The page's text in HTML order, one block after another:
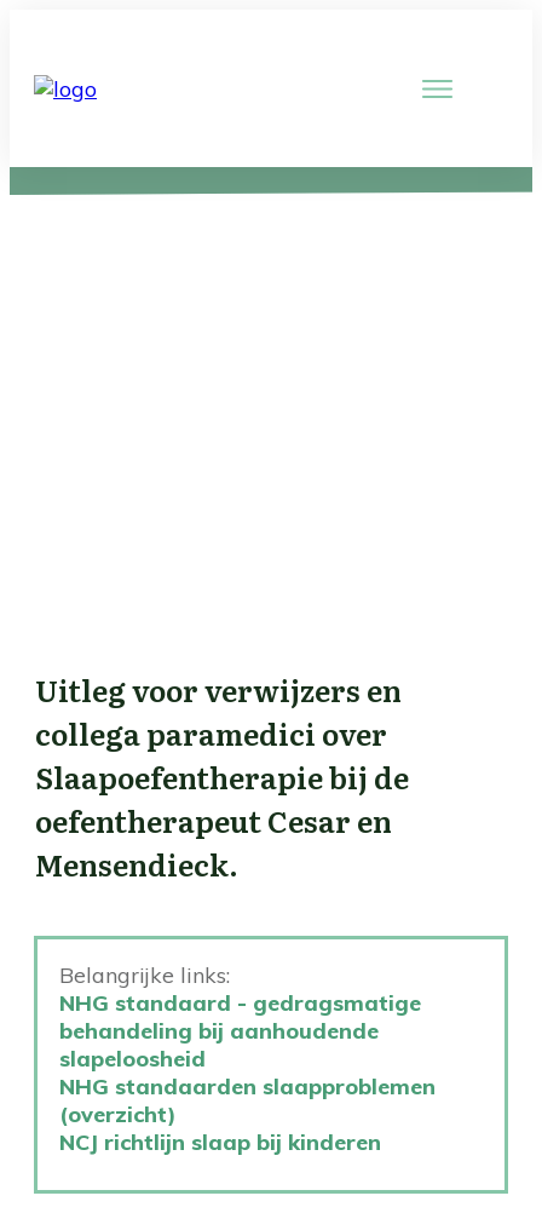
Uitleg voor verwijzers en
collega paramedici over
Slaapoefentherapie bij de
oefentherapeut Cesar en
Mensendieck.
Belangrijke links:
NHG standaard - gedragsmatige
behandeling bij aanhoudende
slapeloosheid
NHG standaarden slaapproblemen
(overzicht)
NCJ richtlijn slaap bij kinderen